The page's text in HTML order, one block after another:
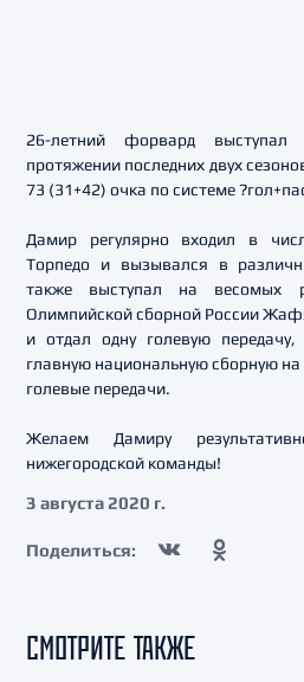
26-летний форвард
протяжении последних двух
73 (31+42) очка по системе
Дамир регулярно входил в
Торпедо и вызывался в
также выступал на весомых
Олимпийской сборной России
и отдал одну голевую
главную национальную сборную на
голевые передачи.
Желаем Дамиру
нижегородской команды!
3 августа 2020 г.
Поделиться:
СМОТРИТЕ ТАКЖЕ